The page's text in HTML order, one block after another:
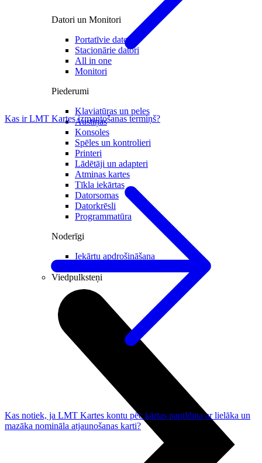
Datori un Monitori
Portatīvie datori
Stacionārie datori
All in one
Monitori
Piederumi
Klaviatūras un peles
Austiņas
Konsoles
Spēles un kontrolieri
Printeri
Lādētāji un adapteri
Atmiņas kartes
Tīkla iekārtas
Datorsomas
Datorkrēsli
Programmatūra
Noderīgi
Iekārtu apdrošināšana
Viedpulksteņi
Kas ir LMT Kartes izmantošanas termiņš?
Kas notiek, ja LMT Kartes kontu pēc kārtas papildina ar lielāka un
mazāka nomināla atjaunošanas karti?